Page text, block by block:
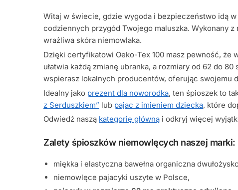
Witaj w świecie, gdzie wygoda i bezpieczeństwo idą
codziennych przygód Twojego maluszka. Wykonany
wrażliwa skóra niemowlaka.
Dzięki certyfikatowi Oeko-Tex 100 masz pewność,
ułatwia każdą zmianę ubranka, a rozmiary od 62 do
wspierasz lokalnych producentów, oferując swojemu
Idealny jako prezent dla noworodka, ten śpioszek to
z Serduszkiem” lub pajac z imieniem dziecka, które
Odwiedź naszą kategorię główną i odkryj więcej
Zalety śpioszków niemowlęcych naszej marki:
miękka i elastyczna bawełna organiczna
niemowlęce pajacyki uszyte w Polsce,